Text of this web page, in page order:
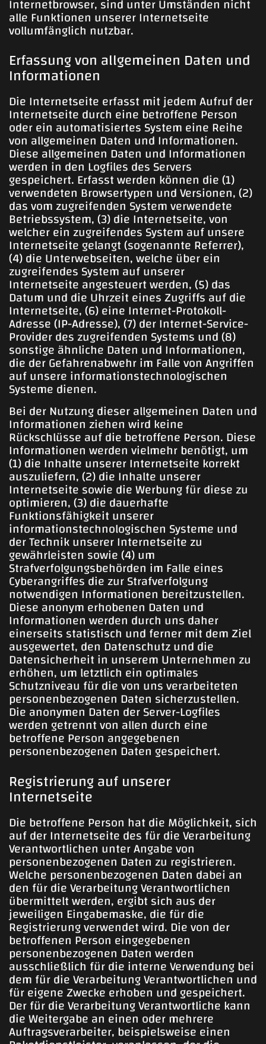
alle Funktionen unserer Internetseite
vollumfänglich nutzbar.
Erfassung von allgemeinen Daten und
Informationen
Die Internetseite erfasst mit jedem Aufruf der
Internetseite durch eine betroffene Person
oder ein automatisiertes System eine Reihe
von allgemeinen Daten und Informationen.
Diese allgemeinen Daten und Informationen
werden in den Logfiles des Servers
gespeichert. Erfasst werden können die (1)
verwendeten Browsertypen und Versionen, (2)
das vom zugreifenden System verwendete
Betriebssystem, (3) die Internetseite, von
welcher ein zugreifendes System auf unsere
Internetseite gelangt (sogenannte Referrer),
(4) die Unterwebseiten, welche über ein
zugreifendes System auf unserer
Internetseite angesteuert werden, (5) das
Datum und die Uhrzeit eines Zugriffs auf die
Internetseite, (6) eine Internet-Protokoll-
Adresse (IP-Adresse), (7) der Internet-Service-
Provider des zugreifenden Systems und (8)
sonstige ähnliche Daten und Informationen,
die der Gefahrenabwehr im Falle von Angriffen
auf unsere informationstechnologischen
Systeme dienen.
Bei der Nutzung dieser allgemeinen Daten und
Informationen ziehen wird keine
Rückschlüsse auf die betroffene Person. Diese
Informationen werden vielmehr benötigt, um
(1) die Inhalte unserer Internetseite korrekt
auszuliefern, (2) die Inhalte unserer
Internetseite sowie die Werbung für diese zu
optimieren, (3) die dauerhafte
Funktionsfähigkeit unserer
informationstechnologischen Systeme und
der Technik unserer Internetseite zu
gewährleisten sowie (4) um
Strafverfolgungsbehörden im Falle eines
Cyberangriffes die zur Strafverfolgung
notwendigen Informationen bereitzustellen.
Diese anonym erhobenen Daten und
Informationen werden durch uns daher
einerseits statistisch und ferner mit dem Ziel
ausgewertet, den Datenschutz und die
Datensicherheit in unserem Unternehmen zu
erhöhen, um letztlich ein optimales
Schutzniveau für die von uns verarbeiteten
personenbezogenen Daten sicherzustellen.
Die anonymen Daten der Server-Logfiles
werden getrennt von allen durch eine
betroffene Person angegebenen
personenbezogenen Daten gespeichert.
Registrierung auf unserer
Internetseite
Die betroffene Person hat die Möglichkeit, sich
auf der Internetseite des für die Verarbeitung
Verantwortlichen unter Angabe von
personenbezogenen Daten zu registrieren.
Welche personenbezogenen Daten dabei an
den für die Verarbeitung Verantwortlichen
übermittelt werden, ergibt sich aus der
jeweiligen Eingabemaske, die für die
Registrierung verwendet wird. Die von der
betroffenen Person eingegebenen
personenbezogenen Daten werden
ausschließlich für die interne Verwendung bei
dem für die Verarbeitung Verantwortlichen und
für eigene Zwecke erhoben und gespeichert.
Der für die Verarbeitung Verantwortliche kann
die Weitergabe an einen oder mehrere
Auftragsverarbeiter, beispielsweise einen